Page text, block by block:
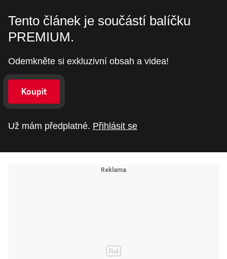
Tento článek je součástí balíčku
PREMIUM.
Odemkněte si exkluzivní obsah a videa!
Koupit
Už mám předplatné. Přihlásit se